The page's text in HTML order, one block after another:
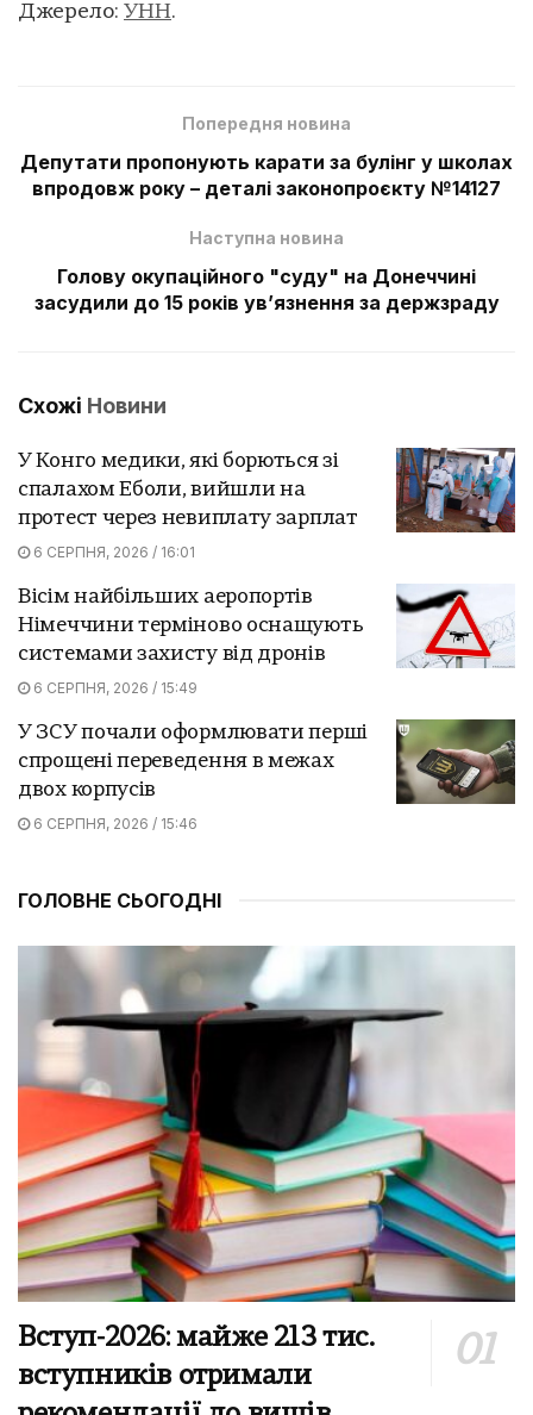
Джерело: УНН.
Попередня новина
Депутати пропонують карати за булінг у школах
впродовж року – деталі законопроєкту №14127
Наступна новина
Голову окупаційного "суду" на Донеччині
засудили до 15 років ув’язнення за держзраду
Схожі Новини
У Конго медики, які борються зі
спалахом Еболи, вийшли на
протест через невиплату зарплат
6 СЕРПНЯ, 2026 / 16:01
Вісім найбільших аеропортів
Німеччини терміново оснащують
системами захисту від дронів
6 СЕРПНЯ, 2026 / 15:49
У ЗСУ почали оформлювати перші
спрощені переведення в межах
двох корпусів
6 СЕРПНЯ, 2026 / 15:46
ГОЛОВНЕ СЬОГОДНІ
Вступ-2026: майже 213 тис.
вступників отримали